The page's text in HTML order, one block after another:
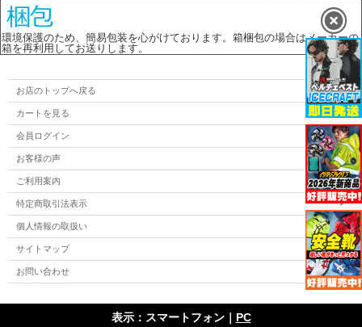
環境保護のため、簡易包装を心がけております。箱梱包の場合はメーカーの
箱を再利用してお送りします。
お店のトップへ戻る
カートを見る
会員ログイン
お客様の声
ご利用案内
特定商取引法表示
個人情報の取扱い
サイトマップ
お問い合わせ
表示：スマートフォン｜ PC